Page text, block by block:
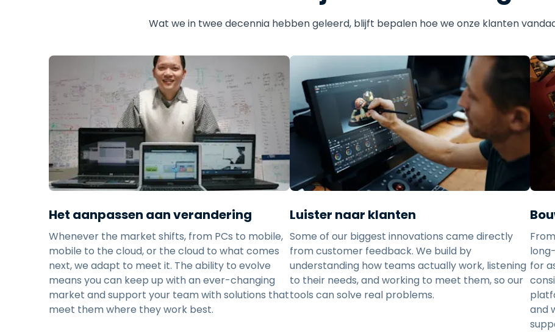
Wat we in twee decennia hebben geleerd, blijft bepalen hoe we onze klanten
Het aanpassen aan verandering
Whenever the market shifts, from PCs to mobile,
mobile to the cloud, or the cloud to what comes
next, we adapt to meet it. The ability to evolve
means you can keep up with an ever-changing
market and support your team with solutions that
meet them where they work best.
Luister naar klanten
Some of our biggest innovations came directly
from customer feedback. We build by
understanding how teams actually work, listening
to their needs, and working to meet them, so our
tools can solve real problems.
for
and